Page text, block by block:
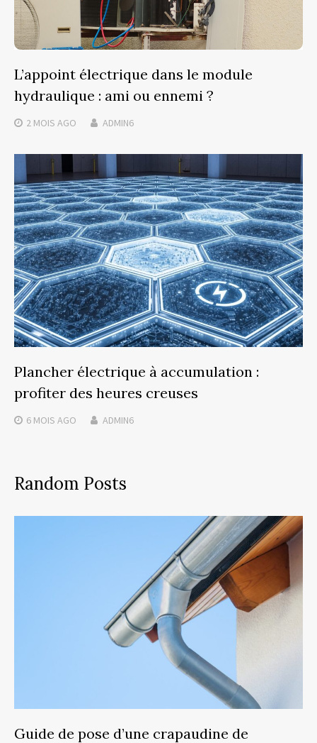
L’appoint électrique dans le module
hydraulique : ami ou ennemi ?
2 MOIS AGO ADMIN6
Plancher électrique à accumulation :
profiter des heures creuses
6 MOIS AGO ADMIN6
Random Posts
Guide de pose d’une crapaudine de